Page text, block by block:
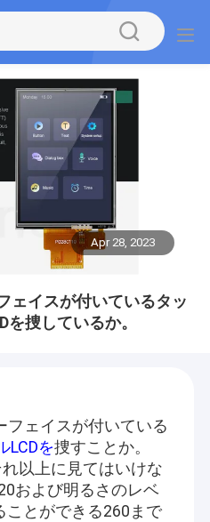
Apr 28, 2023
ェイスが付いているタッ
を捜しているか。
フェイスが付いている
LCDを捜すことか。
以上に見てはいけな
および明るさのレベ
ことができる260まで